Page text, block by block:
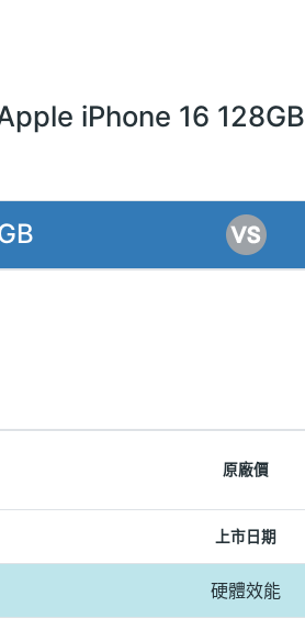
iPhone 16 128GB
原廠價
上市日期
硬體效能